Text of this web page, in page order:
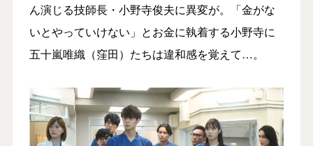
ん演じる技師長・小野寺俊夫に異変が。「金がな
いとやっていけない」とお金に執着する小野寺に
五十嵐唯織（窪田）たちは違和感を覚えて…。